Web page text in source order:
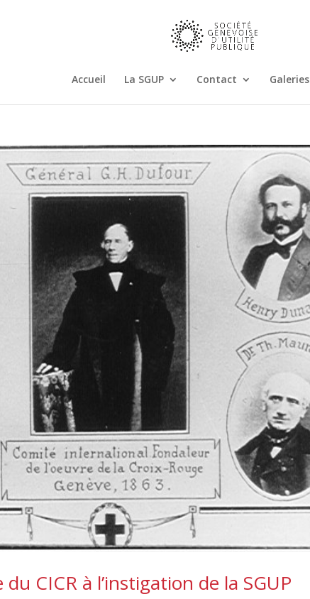
Accueil La SGUP Contact Galeries
CICR à l’instigation de la SGUP